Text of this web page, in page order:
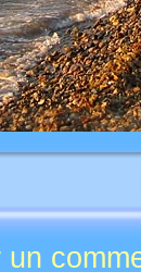
un